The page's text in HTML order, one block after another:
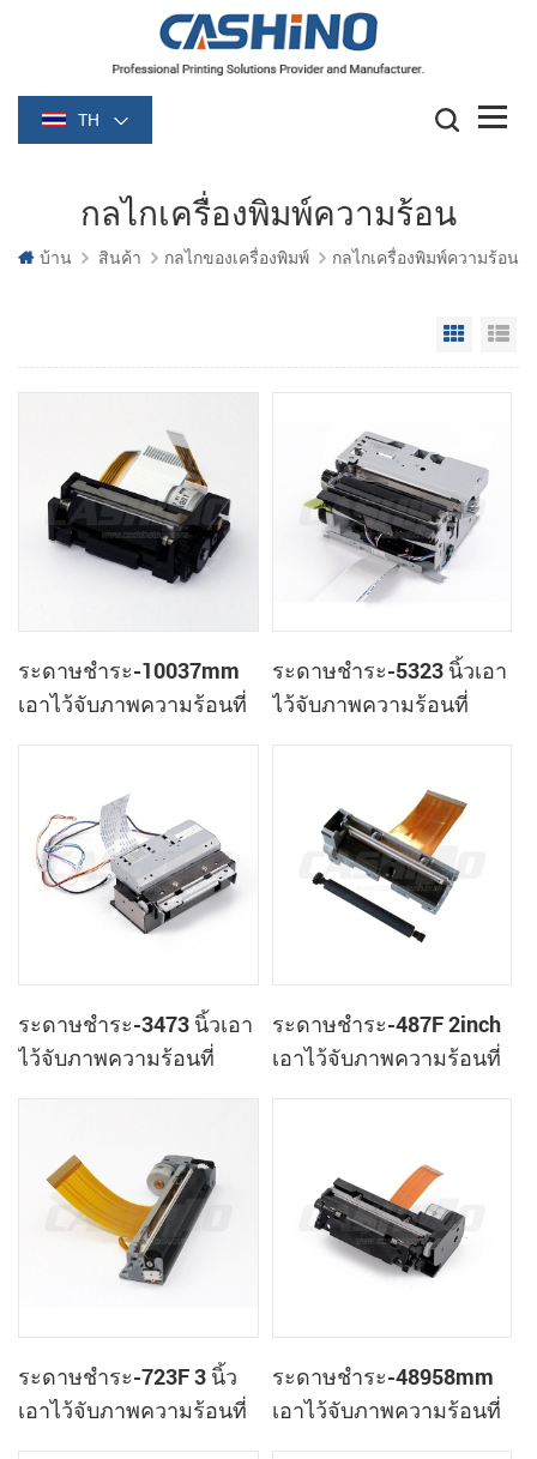
TH
กลไกเครื่องพิมพ์ความร้อน
บ้าน สินค้า กลไกของเครื่องพิมพ์ กลไกเครื่องพิมพ์ความร้อน
Grid
ระดาษชำระ-10037mm
เอาไว้จับภาพความร้อนที่
ระดาษชำระ-5323 นิ้วเอา
ไว้จับภาพความร้อนที่
ระดาษชำระ-3473 นิ้วเอา
ไว้จับภาพความร้อนที่
ระดาษชำระ-487F 2inch
เอาไว้จับภาพความร้อนที่
ระดาษชำระ-723F 3 นิ้ว
เอาไว้จับภาพความร้อนที่
ระดาษชำระ-48958mm
เอาไว้จับภาพความร้อนที่